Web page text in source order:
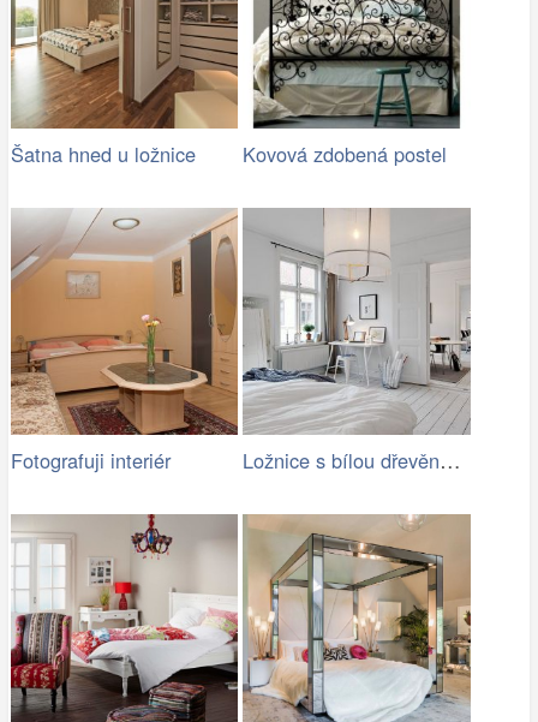
Šatna hned u ložnice Kovová zdobená postel
Fotografuji interiér Ložnice s bílou dřevěnou podlahou